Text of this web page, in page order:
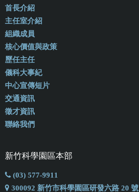
首長介紹
主任室介紹
組織成員
核心價值與政策
歷任主任
儀科大事紀
中心宣傳短片
交通資訊
徵才資訊
聯絡我們
新竹科學園區本部
(03) 577-9911
300092 新竹市科學園區研發六路 20 號